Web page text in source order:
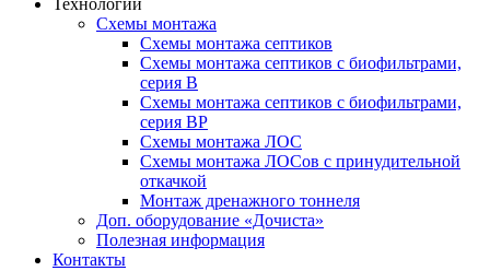
Технологии
Схемы монтажа
Схемы монтажа септиков
Схемы монтажа септиков с биофильтрами,
серия В
Схемы монтажа септиков с биофильтрами,
серия BP
Схемы монтажа ЛОС
Схемы монтажа ЛОСов с принудительной
откачкой
Монтаж дренажного тоннеля
Доп. оборудование «Дочиста»
Полезная информация
Контакты